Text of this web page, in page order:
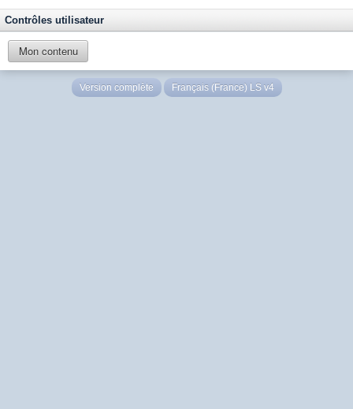
Contrôles utilisateur
Mon contenu
Version complète Français (France) LS v4